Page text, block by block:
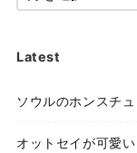
Latest
ソウルのホンスチ
オットセイが可愛